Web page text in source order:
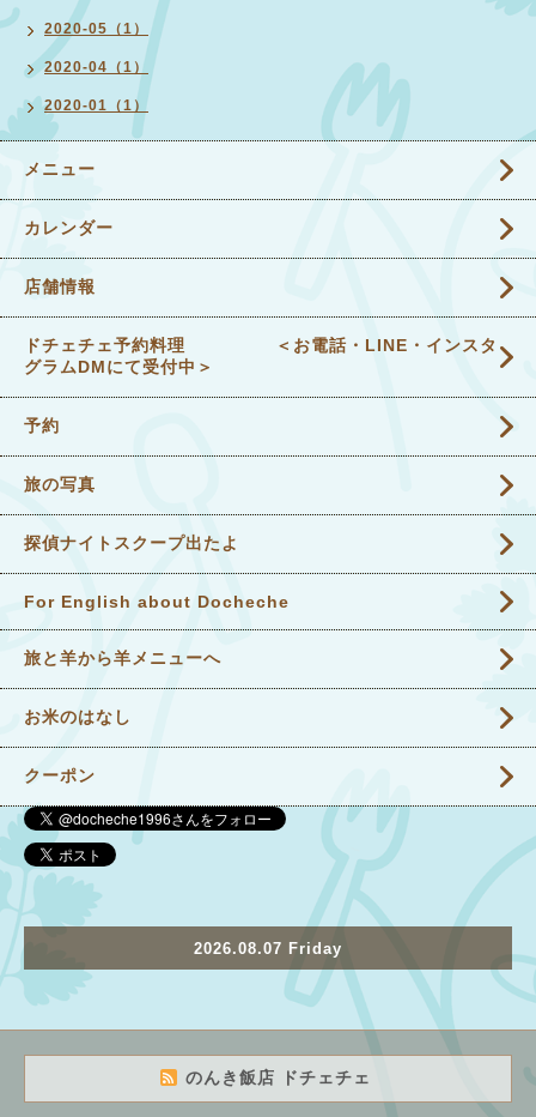
2020-05（1）
2020-04（1）
2020-01（1）
メニュー
カレンダー
店舗情報
ドチェチェ予約料理 ＜お電話・LINE・インスタ
グラムDMにて受付中＞
予約
旅の写真
探偵ナイトスクープ出たよ
For English about Docheche
旅と羊から羊メニューへ
お米のはなし
クーポン
2026.08.07 Friday
のんき飯店 ドチェチェ